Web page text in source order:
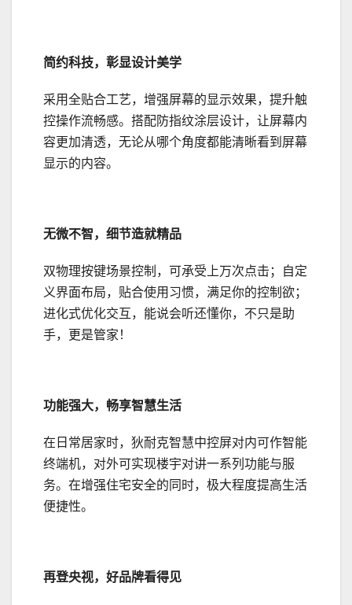
简约科技，彰显设计美学
采用全贴合工艺，增强屏幕的显示效果，提升触
控操作流畅感。搭配防指纹涂层设计，让屏幕内
容更加清透，无论从哪个角度都能清晰看到屏幕
显示的内容。
无微不智，细节造就精品
双物理按键场景控制，可承受上万次点击；自定
义界面布局，贴合使用习惯，满足你的控制欲；
进化式优化交互，能说会听还懂你，不只是助
手，更是管家！
功能强大，畅享智慧生活
在日常居家时，狄耐克智慧中控屏对内可作智能
终端机，对外可实现楼宇对讲一系列功能与服
务。在增强住宅安全的同时，极大程度提高生活
便捷性。
再登央视，好品牌看得见